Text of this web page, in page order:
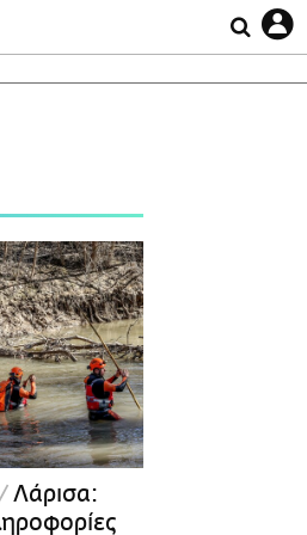
Λάρισα: